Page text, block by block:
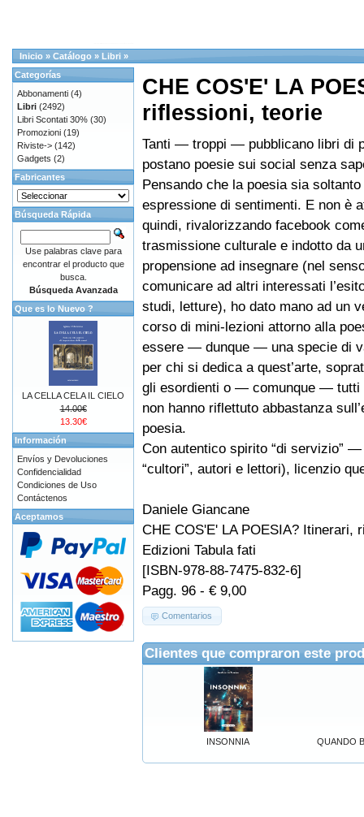
Inicio » Catálogo » Libri »
CHE COS'E' LA
riflessioni, teorie
Tanti — troppi — pubblicano libri di
postano poesie sui social senza
Pensando che la poesia sia
espressione di sentimenti. E non è
quindi, rivalorizzando facebook
trasmissione culturale e indotto da
propensione ad insegnare (nel
comunicare ad altri interessati
studi, letture), ho dato mano ad un
corso di mini-lezioni attorno alla
essere — dunque — una specie di
per chi si dedica a quest’arte,
gli esordienti o — comunque — tutti
non hanno riflettuto abbastanza
poesia.
Con autentico spirito “di servizio”
“cultori”, autori e lettori), licenzio
Daniele Giancane
CHE COS'E' LA POESIA? Itinerari,
Edizioni Tabula fati
[ISBN-978-88-7475-832-6]
Pagg. 96 - € 9,00
Comentarios
Clientes que compraron este
INSONNIA QUANDO
Categorías
Abbonamenti (4)
Libri (2492)
Libri Scontati 30% (30)
Promozioni (19)
Riviste-> (142)
Gadgets (2)
Fabricantes
Búsqueda Rápida
Use palabras clave para
encontrar el producto que
busca.
Búsqueda Avanzada
Que es lo Nuevo ?
LA CELLA CELA IL CIELO
14.00€
13.30€
Información
Envíos y Devoluciones
Confidencialidad
Condiciones de Uso
Contáctenos
Aceptamos